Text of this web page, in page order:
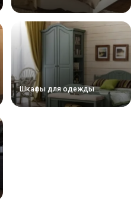
Шкафы для одежды